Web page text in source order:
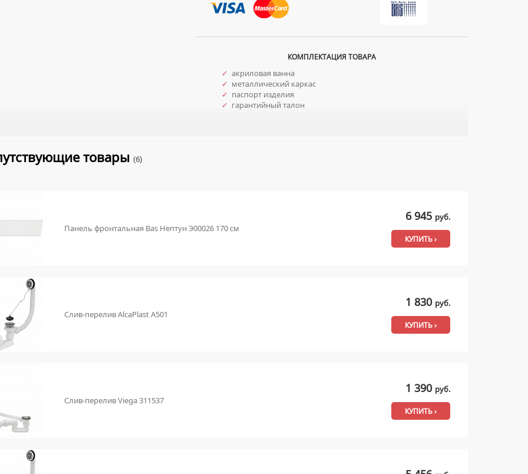
КОМПЛЕКТАЦИЯ ТОВАРА
✓ акриловая ванна
✓ металлический каркас
✓ паспорт изделия
✓ гарантийный талон
товары (6)
Панель фронтальная Bas Нептун Э00026 170 см
6 945 руб.
КУПИТЬ ›
Слив-перелив AlcaPlast A501
1 830 руб.
КУПИТЬ ›
Слив-перелив Viega 311537
1 390 руб.
КУПИТЬ ›